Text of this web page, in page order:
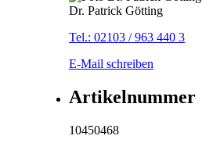
Dr. Patrick Götting
Tel.: 02103 / 963 440 3
E-Mail schreiben
Artikelnummer
10450468